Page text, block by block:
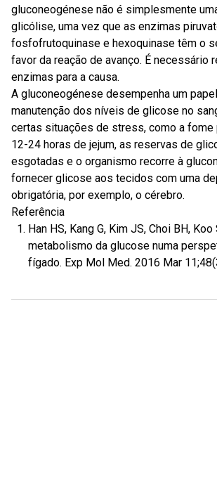
gluconeogénese não é simplesmente
glicólise, uma vez que as enzimas
fosfofrutoquinase e hexoquinase têm o
favor da reação de avanço. É necessário
enzimas para a causa.
A gluconeogénese desempenha um
manutenção dos níveis de glicose no
certas situações de stress, como a fome
12-24 horas de jejum, as reservas de
esgotadas e o organismo recorre à
fornecer glicose aos tecidos com uma
obrigatória, por exemplo, o cérebro.
Referência
Han HS, Kang G, Kim JS, Choi BH,
metabolismo da glucose numa
fígado. Exp Mol Med. 2016 Mar